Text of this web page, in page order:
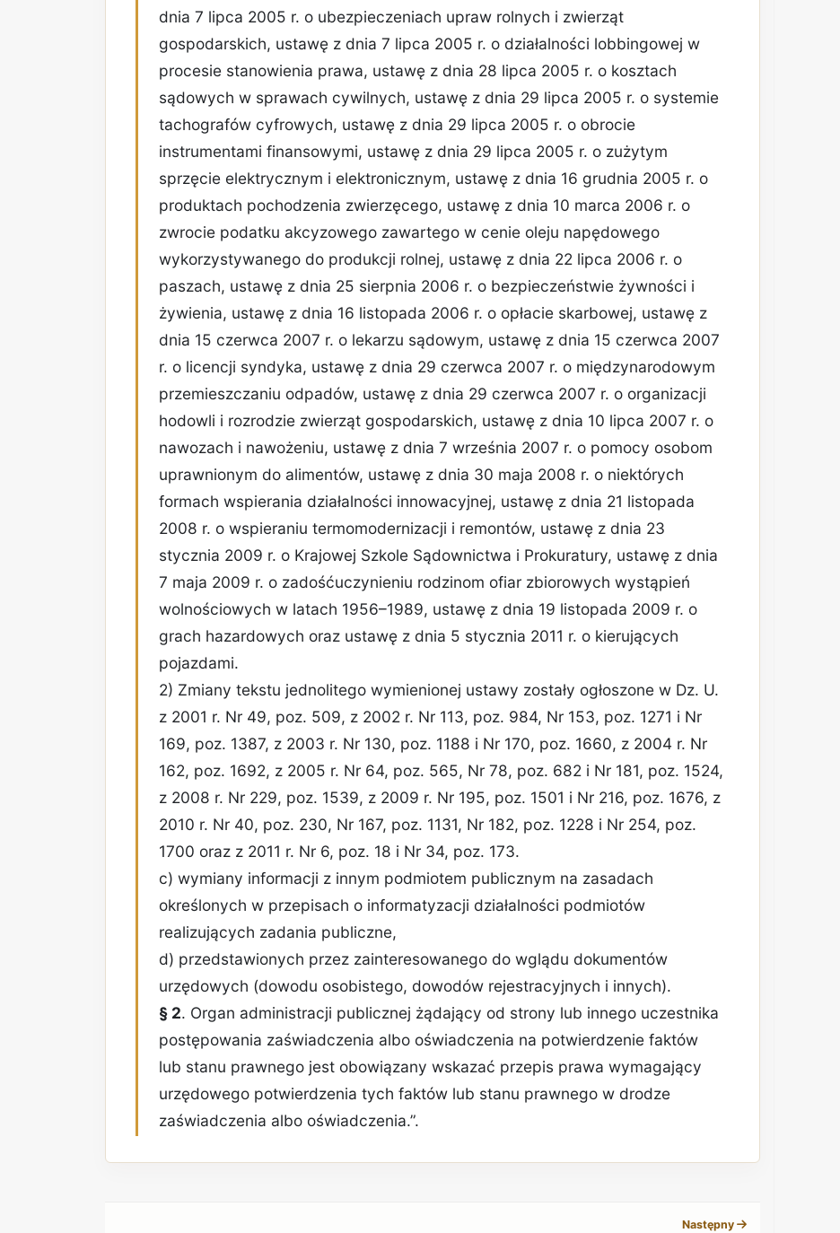
dnia 7 lipca 2005 r. o ubezpieczeniach upraw rolnych i zwierząt
gospodarskich, ustawę z dnia 7 lipca 2005 r. o działalności lobbingowej w
procesie stanowienia prawa, ustawę z dnia 28 lipca 2005 r. o kosztach
sądowych w sprawach cywilnych, ustawę z dnia 29 lipca 2005 r. o systemie
tachografów cyfrowych, ustawę z dnia 29 lipca 2005 r. o obrocie
instrumentami finansowymi, ustawę z dnia 29 lipca 2005 r. o zużytym
sprzęcie elektrycznym i elektronicznym, ustawę z dnia 16 grudnia 2005 r. o
produktach pochodzenia zwierzęcego, ustawę z dnia 10 marca 2006 r. o
zwrocie podatku akcyzowego zawartego w cenie oleju napędowego
wykorzystywanego do produkcji rolnej, ustawę z dnia 22 lipca 2006 r. o
paszach, ustawę z dnia 25 sierpnia 2006 r. o bezpieczeństwie żywności i
żywienia, ustawę z dnia 16 listopada 2006 r. o opłacie skarbowej, ustawę z
dnia 15 czerwca 2007 r. o lekarzu sądowym, ustawę z dnia 15 czerwca 2007
r. o licencji syndyka, ustawę z dnia 29 czerwca 2007 r. o międzynarodowym
przemieszczaniu odpadów, ustawę z dnia 29 czerwca 2007 r. o organizacji
hodowli i rozrodzie zwierząt gospodarskich, ustawę z dnia 10 lipca 2007 r. o
nawozach i nawożeniu, ustawę z dnia 7 września 2007 r. o pomocy osobom
uprawnionym do alimentów, ustawę z dnia 30 maja 2008 r. o niektórych
formach wspierania działalności innowacyjnej, ustawę z dnia 21 listopada
2008 r. o wspieraniu termomodernizacji i remontów, ustawę z dnia 23
stycznia 2009 r. o Krajowej Szkole Sądownictwa i Prokuratury, ustawę z dnia
7 maja 2009 r. o zadośćuczynieniu rodzinom ofiar zbiorowych wystąpień
wolnościowych w latach 1956–1989, ustawę z dnia 19 listopada 2009 r. o
grach hazardowych oraz ustawę z dnia 5 stycznia 2011 r. o kierujących
pojazdami.
2) Zmiany tekstu jednolitego wymienionej ustawy zostały ogłoszone w Dz. U.
z 2001 r. Nr 49, poz. 509, z 2002 r. Nr 113, poz. 984, Nr 153, poz. 1271 i Nr
169, poz. 1387, z 2003 r. Nr 130, poz. 1188 i Nr 170, poz. 1660, z 2004 r. Nr
162, poz. 1692, z 2005 r. Nr 64, poz. 565, Nr 78, poz. 682 i Nr 181, poz. 1524,
z 2008 r. Nr 229, poz. 1539, z 2009 r. Nr 195, poz. 1501 i Nr 216, poz. 1676, z
2010 r. Nr 40, poz. 230, Nr 167, poz. 1131, Nr 182, poz. 1228 i Nr 254, poz.
1700 oraz z 2011 r. Nr 6, poz. 18 i Nr 34, poz. 173.
c) wymiany informacji z innym podmiotem publicznym na zasadach
określonych w przepisach o informatyzacji działalności podmiotów
realizujących zadania publiczne,
d) przedstawionych przez zainteresowanego do wglądu dokumentów
urzędowych (dowodu osobistego, dowodów rejestracyjnych i innych).
§ 2. Organ administracji publicznej żądający od strony lub innego uczestnika
postępowania zaświadczenia albo oświadczenia na potwierdzenie faktów
lub stanu prawnego jest obowiązany wskazać przepis prawa wymagający
urzędowego potwierdzenia tych faktów lub stanu prawnego w drodze
zaświadczenia albo oświadczenia.”.
Następny